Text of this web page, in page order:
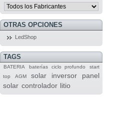
OTRAS OPCIONES
LedShop
TAGS
BATERIA baterías ciclo profundo
start
top
AGM solar inversor
panel
solar controlador litio